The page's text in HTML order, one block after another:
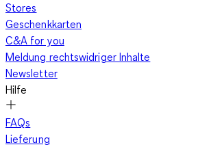
Stores
Geschenkkarten
C&A for you
Meldung rechtswidriger Inhalte
Newsletter
Hilfe
FAQs
Lieferung